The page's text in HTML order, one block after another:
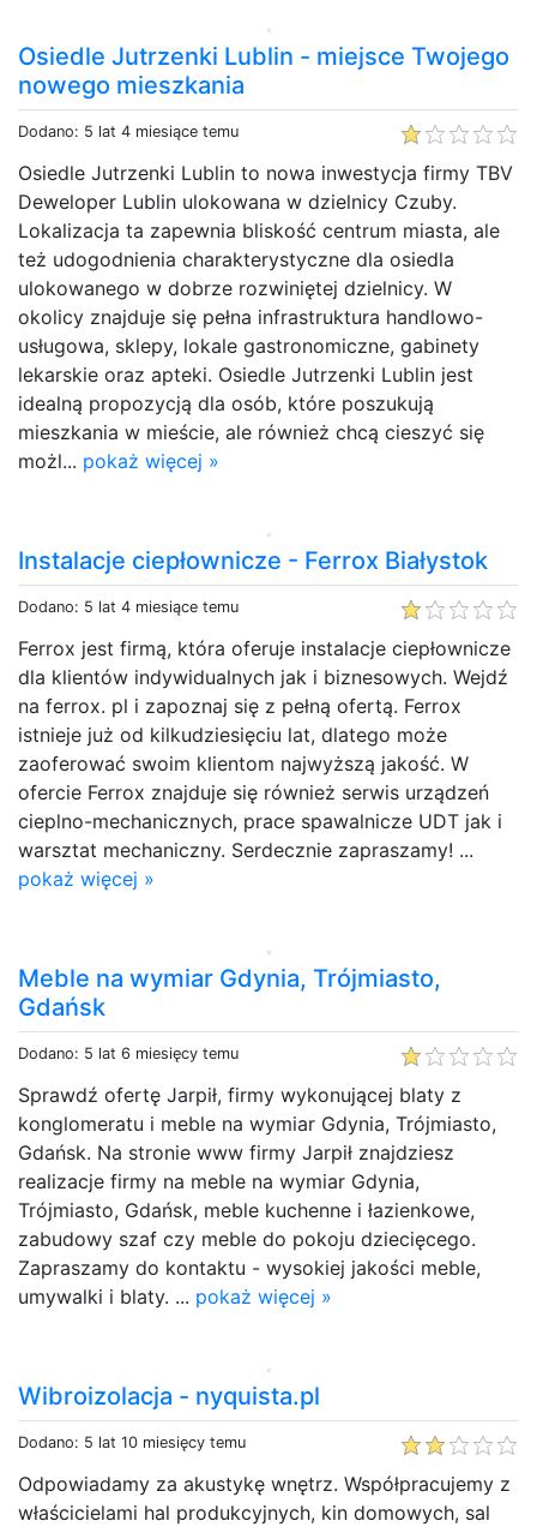
Osiedle Jutrzenki Lublin - miejsce Twojego
nowego mieszkania
Dodano: 5 lat 4 miesiące temu
Osiedle Jutrzenki Lublin to nowa inwestycja firmy TBV
Deweloper Lublin ulokowana w dzielnicy Czuby.
Lokalizacja ta zapewnia bliskość centrum miasta, ale
też udogodnienia charakterystyczne dla osiedla
ulokowanego w dobrze rozwiniętej dzielnicy. W
okolicy znajduje się pełna infrastruktura handlowo-
usługowa, sklepy, lokale gastronomiczne, gabinety
lekarskie oraz apteki. Osiedle Jutrzenki Lublin jest
idealną propozycją dla osób, które poszukują
mieszkania w mieście, ale również chcą cieszyć się
możl... pokaż więcej »
Instalacje ciepłownicze - Ferrox Białystok
Dodano: 5 lat 4 miesiące temu
Ferrox jest firmą, która oferuje instalacje ciepłownicze
dla klientów indywidualnych jak i biznesowych. Wejdź
na ferrox. pl i zapoznaj się z pełną ofertą. Ferrox
istnieje już od kilkudziesięciu lat, dlatego może
zaoferować swoim klientom najwyższą jakość. W
ofercie Ferrox znajduje się również serwis urządzeń
cieplno-mechanicznych, prace spawalnicze UDT jak i
warsztat mechaniczny. Serdecznie zapraszamy! ...
pokaż więcej »
Meble na wymiar Gdynia, Trójmiasto,
Gdańsk
Dodano: 5 lat 6 miesięcy temu
Sprawdź ofertę Jarpił, firmy wykonującej blaty z
konglomeratu i meble na wymiar Gdynia, Trójmiasto,
Gdańsk. Na stronie www firmy Jarpił znajdziesz
realizacje firmy na meble na wymiar Gdynia,
Trójmiasto, Gdańsk, meble kuchenne i łazienkowe,
zabudowy szaf czy meble do pokoju dziecięcego.
Zapraszamy do kontaktu - wysokiej jakości meble,
umywalki i blaty. ... pokaż więcej »
Wibroizolacja - nyquista.pl
Dodano: 5 lat 10 miesięcy temu
Odpowiadamy za akustykę wnętrz. Współpracujemy z
właścicielami hal produkcyjnych, kin domowych, sal